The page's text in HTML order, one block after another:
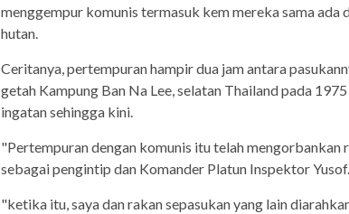
menggempur komunis termasuk kem mereka sama ada
hutan.
Ceritanya, pertempuran hampir dua jam antara
getah Kampung Ban Na Lee, selatan Thailand pada
ingatan sehingga kini.
"Pertempuran dengan komunis itu telah mengorbankan
sebagai pengintip dan Komander Platun Inspektor Yusof.
"ketika itu, saya dan rakan sepasukan yang lain